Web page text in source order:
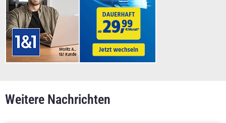
Weitere Nachrichten